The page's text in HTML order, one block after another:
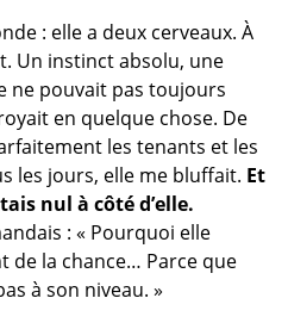
: elle a deux cerveaux. À
Un instinct absolu, une
ne pouvait pas toujours
en quelque chose. De
les tenants et les
les jours, elle me bluffait. Et
nul à côté d’elle.
: « Pourquoi elle
de la chance… Parce que
à son niveau. »